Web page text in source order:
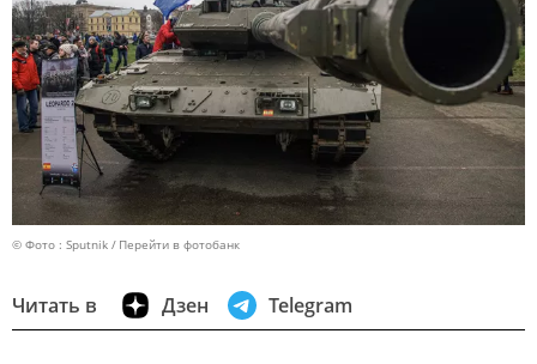
© Фото : Sputnik Перейти в фотобанк
Читать в Дзен Telegram